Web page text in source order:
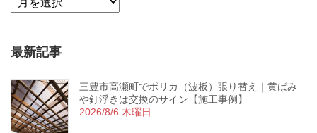
最新記事
三豊市高瀬町でポリカ（波板）張り替え｜黄ばみ
や釘浮きは交換のサイン【施工事例】
2026/8/6 木曜日